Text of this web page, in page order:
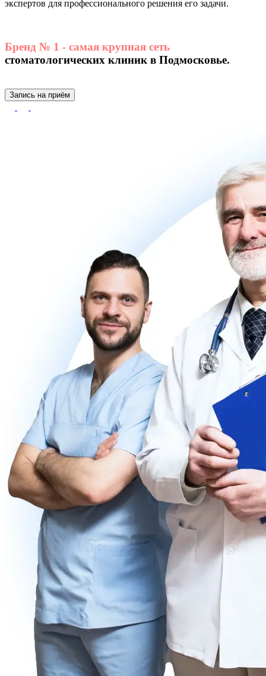
экспертов для профессионального решения его задачи.
Бренд № 1 - самая крупная сеть
стоматологических клиник в Подмосковье.
Запись на приём